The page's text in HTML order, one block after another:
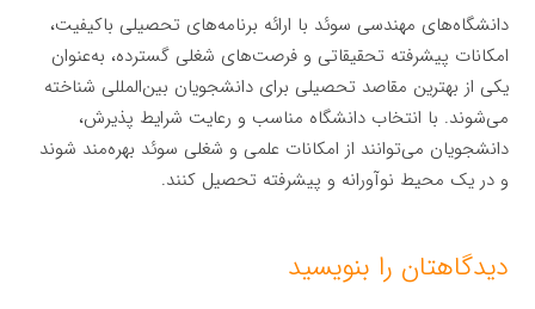
دانشگاه‌های مهندسی سوئد با ارائه برنامه‌های تحصیلی باکیفیت،
امکانات پیشرفته تحقیقاتی و فرصت‌های شغلی گسترده، به‌عنوان
یکی از بهترین مقاصد تحصیلی برای دانشجویان بین‌المللی شناخته
می‌شوند. با انتخاب دانشگاه مناسب و رعایت شرایط پذیرش،
دانشجویان می‌توانند از امکانات علمی و شغلی سوئد بهره‌مند شوند
و در یک محیط نوآورانه و پیشرفته تحصیل کنند.
دیدگاهتان را بنویسید